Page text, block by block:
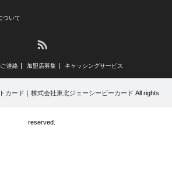
ついて
連絡 加盟店募集 キャッシングサービス
カード｜株式会社東北ジェーシービーカード All rights
reserved.